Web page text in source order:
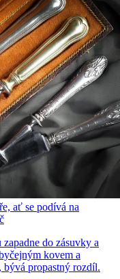
ať se podívá na
do zásuvky a
kovem a
bývá propastný rozdíl.